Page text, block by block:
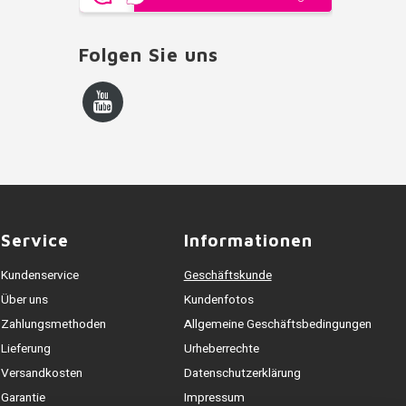
Folgen Sie uns
Service
Kundenservice
Über uns
Zahlungsmethoden
Lieferung
Versandkosten
Garantie
Informationen
Geschäftskunde
Kundenfotos
Allgemeine Geschäftsbedingungen
Urheberrechte
Datenschutzerklärung
Impressum